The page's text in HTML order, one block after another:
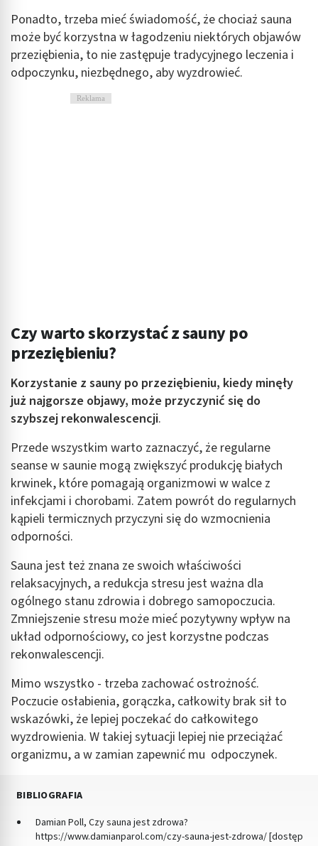
Ponadto, trzeba mieć świadomość, że chociaż sauna
może być korzystna w łagodzeniu niektórych objawów
przeziębienia, to nie zastępuje tradycyjnego leczenia i
odpoczynku, niezbędnego, aby wyzdrowieć.
Reklama
Czy warto skorzystać z sauny po
przeziębieniu?
Korzystanie z sauny po przeziębieniu, kiedy minęły
już najgorsze objawy, może przyczynić się do
szybszej rekonwalescencji.
Przede wszystkim warto zaznaczyć, że regularne
seanse w saunie mogą zwiększyć produkcję białych
krwinek, które pomagają organizmowi w walce z
infekcjami i chorobami. Zatem powrót do regularnych
kąpieli termicznych przyczyni się do wzmocnienia
odporności.
Sauna jest też znana ze swoich właściwości
relaksacyjnych, a redukcja stresu jest ważna dla
ogólnego stanu zdrowia i dobrego samopoczucia.
Zmniejszenie stresu może mieć pozytywny wpływ na
układ odpornościowy, co jest korzystne podczas
rekonwalescencji.
Mimo wszystko - trzeba zachować ostrożność.
Poczucie osłabienia, gorączka, całkowity brak sił to
wskazówki, że lepiej poczekać do całkowitego
wyzdrowienia. W takiej sytuacji lepiej nie przeciążać
organizmu, a w zamian zapewnić mu odpoczynek.
BIBLIOGRAFIA
Damian Poll, Czy sauna jest zdrowa?
https://www.damianparol.com/czy-sauna-jest-zdrowa/ [dostęp